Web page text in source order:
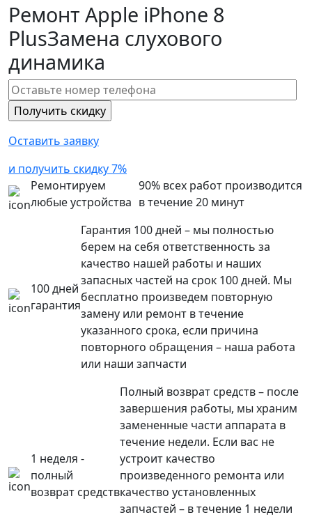
Ремонт Apple iPhone 8
PlusЗамена слухового
динамика
Оставить заявку
и получить скидку 7%
Ремонтируем
любые устройства
90% всех работ производится
в течение 20 минут
100 дней
гарантия
Гарантия 100 дней – мы полностью
берем на себя ответственность за
качество нашей работы и наших
запасных частей на срок 100 дней. Мы
бесплатно произведем повторную
замену или ремонт в течение
указанного срока, если причина
повторного обращения – наша работа
или наши запчасти
1 неделя -
полный
возврат средств
Полный возврат средств – после
завершения работы, мы храним
замененные части аппарата в
течение недели. Если вас не
устроит качество
произведенного ремонта или
качество установленных
запчастей – в течение 1 недели